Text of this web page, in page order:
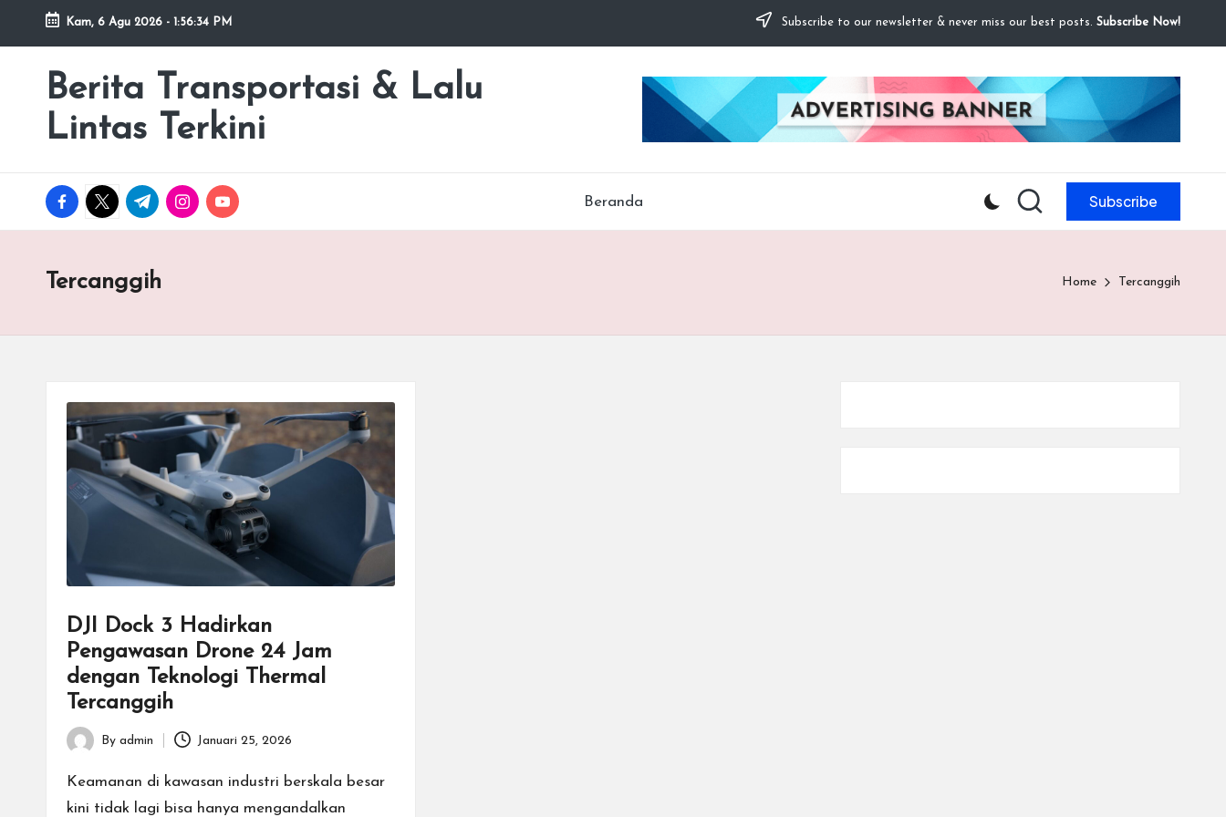
Skip
content
Kam, 6 Agu 2026 - 1:56:34 PM Subscribe to our newsletter & never miss our best posts. Subscribe Now!
Berita Transportasi & Lalu
Lintas Terkini
premancity.biz.id
facebook.com
twitter.com
t.me instagram.com
youtube.com Beranda Subscribe
Tercanggih Home Tercanggih
DJI Dock 3 Hadirkan
Pengawasan Drone 24 Jam
dengan Teknologi Thermal
Tercanggih
Posted
by
By admin Januari 25, 2026
Keamanan di kawasan industri berskala besar
kini tidak lagi bisa hanya mengandalkan